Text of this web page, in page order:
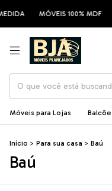
MÓVEIS 100% MDF
Móveis para Lojas
Início > Para sua casa > Baú
Baú